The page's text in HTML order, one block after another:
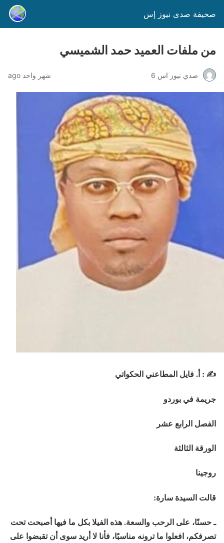
صحيفة صدى نيوز إس
من ملفات العميد حمد الشميسي
صدي نيوز اس 6 شهر واحد ago
✍️ : أ. فايل المطاعني الحكواتي
جريمة في بوردو
الفصل الرابع عشر
الورقة الثالثة
روجينا
قالت السيدة سارة:
ـ حسنًا، على الرحب والسعة. هذه الفيلا بكل ما فيها أصبحت تحت
تصرفكم، افعلوا ما ترونه مناسبًا، فأنا لا أريد سوى أن تقبضوا على